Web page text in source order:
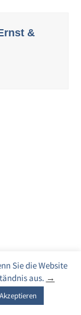
&
Sie die Website
aus. →
Akzeptieren